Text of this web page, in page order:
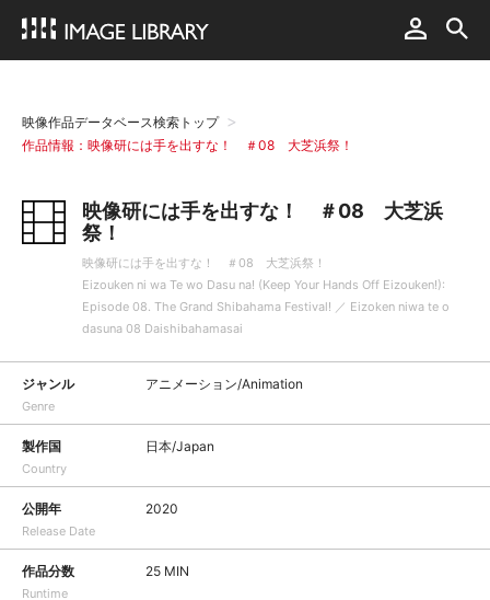
映像作品データベース検索トップ
作品情報：映像研には手を出すな！ ＃08 大芝浜祭！
映像研には手を出すな！ ＃08 大芝浜
祭！
映像研には手を出すな！ ＃08 大芝浜祭！
Eizouken ni wa Te wo Dasu na! (Keep Your Hands Off Eizouken!):
Episode 08. The Grand Shibahama Festival! ／ Eizoken niwa te o
dasuna 08 Daishibahamasai
ジャンル
Genre
アニメーション/Animation
製作国
Country
日本/Japan
公開年
Release Date
2020
作品分数
Runtime
25 MIN